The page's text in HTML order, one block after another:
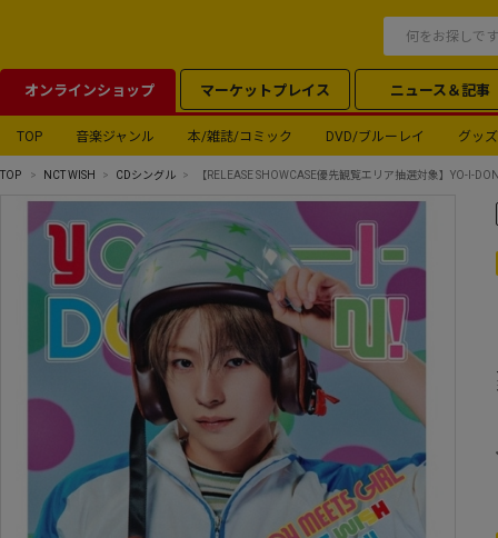
オンラインショップ マーケットプレイス ニュース＆記事
TOP 音楽ジャンル 本/雑誌/コミック DVD/ブルーレイ グッズ
TOP NCT WISH CDシングル 【RELEASE SHOWCASE優先観覧エリア抽選対象】YO-I-